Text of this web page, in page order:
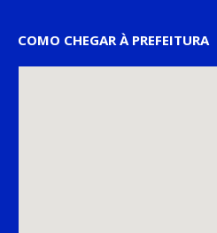
COMO CHEGAR À PREFEITURA